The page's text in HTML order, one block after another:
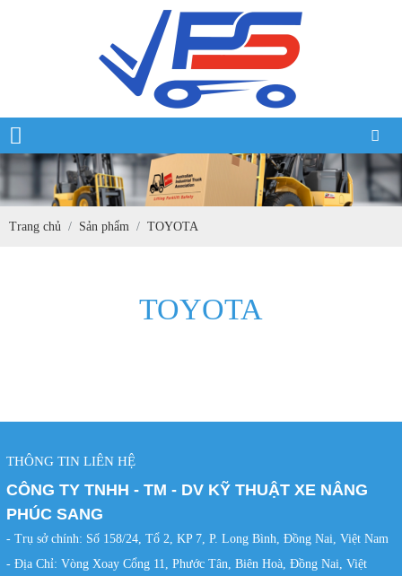
Trang chủ Sản phẩm TOYOTA
TOYOTA
THÔNG TIN LIÊN HỆ
CÔNG TY TNHH - TM - DV KỸ THUẬT XE NÂNG
PHÚC SANG
- Trụ sở chính: Số 158/24, Tổ 2, KP 7, P. Long Bình, Đồng Nai, Việt Nam
- Địa Chỉ: Vòng Xoay Cổng 11, Phước Tân, Biên Hoà, Đồng Nai, Việt